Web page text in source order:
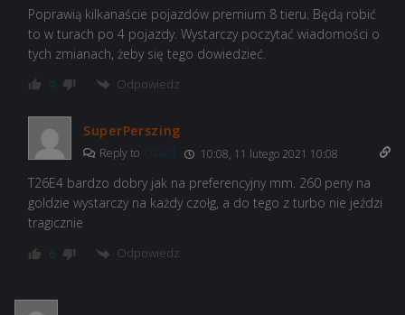
Poprawią kilkanaście pojazdów premium 8 tieru. Będą robić
to w turach po 4 pojazdy. Wystarczy poczytać wiadomości o
tych zmianach, żeby się tego dowiedzieć.
9 Odpowiedz
SuperPerszing
Reply to Dawid 10:08, 11 lutego 2021 10:08
T26E4 bardzo dobry jak na preferencyjny mm. 260 peny na
goldzie wystarczy na każdy czołg, a do tego z turbo nie jeździ
tragicznie
6 Odpowiedz